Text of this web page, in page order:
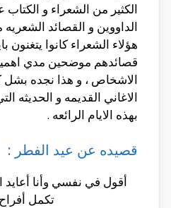
الكثير من الشعراء و
الداووين و القصائد
هؤلاء الشعراء كانوا يتغنون
قصائدهم موضحين مدي
الاشخاص ، و هذا نجده بشل
الاغاني القديمه و الحديثه
بهذه الايام الرائعه .
قصيده عن عيد الفطر :
أقول في نفسي وأنا
تكمل